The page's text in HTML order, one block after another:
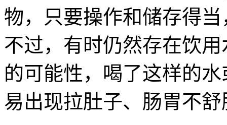
物，只要操作和储存得
不过，有时仍然存在饮
的可能性，喝了这样的
易出现拉肚子、肠胃不